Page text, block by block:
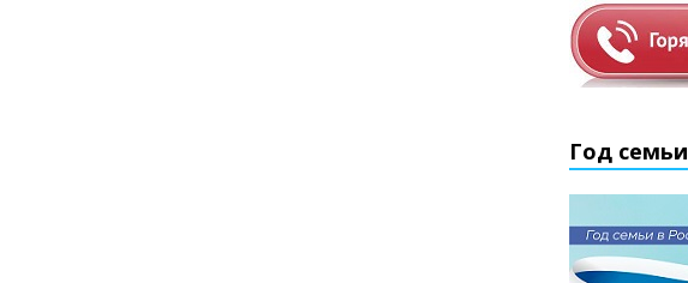
Год семьи